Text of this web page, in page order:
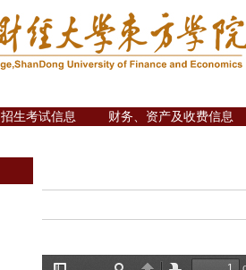
招生考试信息 财务、资产及收费信息